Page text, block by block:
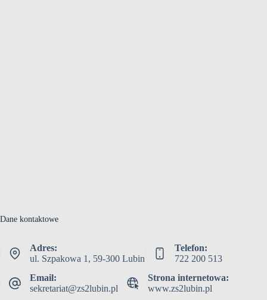
Dane kontaktowe
Adres:
ul. Szpakowa 1, 59-300 Lubin
Telefon:
722 200 513
Email:
sekretariat@zs2lubin.pl
Strona internetowa:
www.zs2lubin.pl